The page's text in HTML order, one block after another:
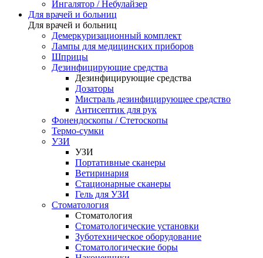
Ингалятор / Небулайзер
Для врачей и больниц
Для врачей и больниц
Демеркуризационный комплект
Лампы для медицинских приборов
Шприцы
Дезинфицирующие средства
Дезинфицирующие средства
Дозаторы
Мистраль дезинфицирующее средство
Антисептик для рук
Фонендоскопы / Стетоскопы
Термо-сумки
УЗИ
УЗИ
Портативные сканеры
Ветиринария
Стационарные сканеры
Гель для УЗИ
Стоматология
Стоматология
Стоматологические установки
Зуботехническое оборудование
Стоматологические боры